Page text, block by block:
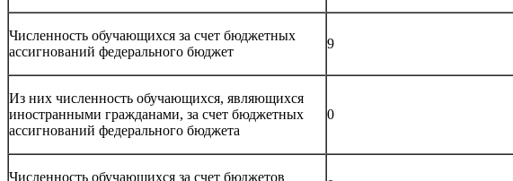
Численность обучающихся за счет бюджетных
ассигнований федерального бюджет
9
Из них численность обучающихся, являющихся
иностранными гражданами, за счет бюджетных
ассигнований федерального бюджета
0
Численность обучающихся за счет бюджетов